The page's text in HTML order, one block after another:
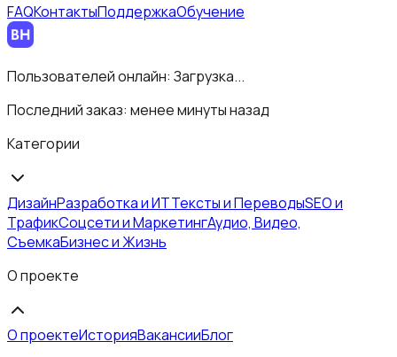
FAQКонтактыПоддержкаОбучение
Пользователей онлайн: Загрузка...
Последний заказ: менее минуты назад
Категории
ДизайнРазработка и ИТТексты и ПереводыSEO и
ТрафикСоцсети и МаркетингАудио, Видео,
СъемкаБизнес и Жизнь
О проекте
О проектеИсторияВакансииБлог